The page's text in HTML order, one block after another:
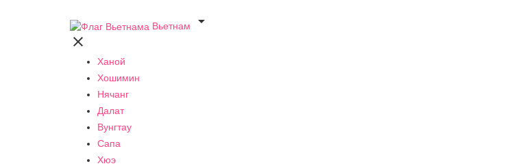
Вьетнам


Ханой
Хошимин
Нячанг
Далат
Вунгтау
Сапа
Хюэ